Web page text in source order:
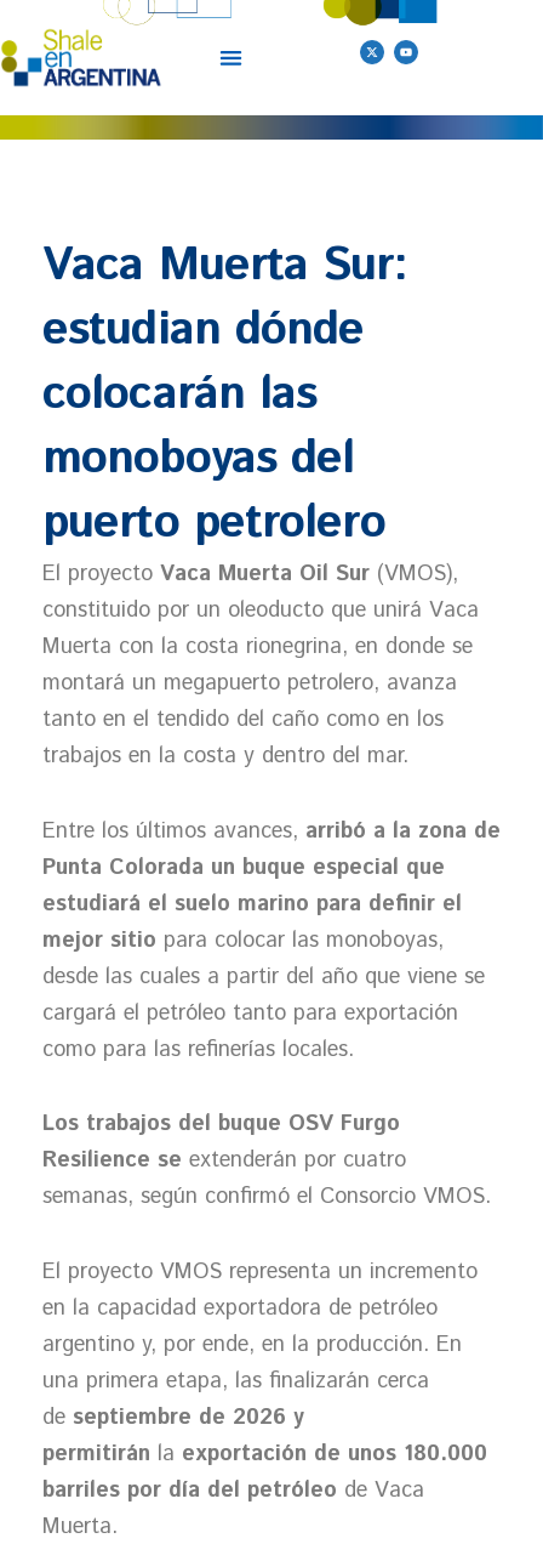
al
contenido
X
-
t
t
r
Y
o
u
e
Vaca Muerta Sur:
estudian dónde
colocarán las
monoboyas del
puerto petrolero
El proyecto Vaca Muerta Oil Sur (VMOS),
constituido por un oleoducto que unirá Vaca
Muerta con la costa rionegrina, en donde se
montará un megapuerto petrolero, avanza
tanto en el tendido del caño como en los
trabajos en la costa y dentro del mar.
Entre los últimos avances, arribó a la zona de
Punta Colorada un buque especial que
estudiará el suelo marino para definir el
mejor sitio para colocar las monoboyas,
desde las cuales a partir del año que viene se
cargará el petróleo tanto para exportación
como para las refinerías locales.
Los trabajos del buque OSV Furgo
Resilience se extenderán por cuatro
semanas, según confirmó el Consorcio VMOS.
El proyecto VMOS representa un incremento
en la capacidad exportadora de petróleo
argentino y, por ende, en la producción. En
una primera etapa, las finalizarán cerca
de septiembre de 2026 y
permitirán la exportación de unos 180.000
barriles por día del petróleo de Vaca
Muerta.